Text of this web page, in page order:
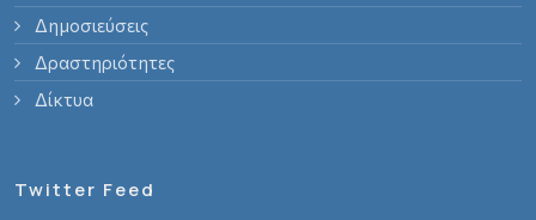
Δημοσιεύσεις
Δραστηριότητες
Δίκτυα
Twitter Feed